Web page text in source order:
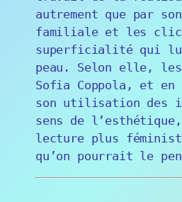
autrement que par
familiale et les
superficialité qui
peau. Selon elle,
Sofia Coppola, et
son utilisation des
sens de
lecture plus
qu’on pourrait le